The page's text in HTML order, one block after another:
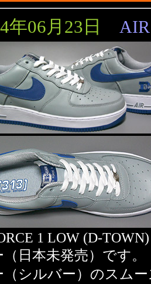
年06月23日
1 LOW (D-TOWN)
日本未発売）です。
（シルバー）のスム